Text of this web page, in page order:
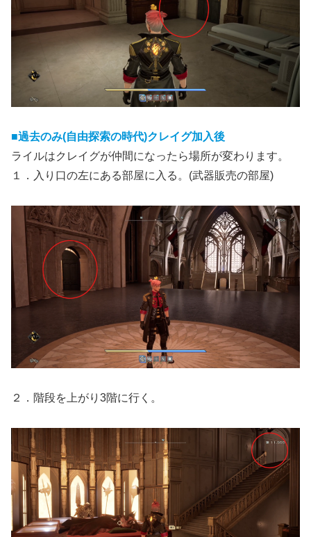
■過去のみ(自由探索の時代)クレイグ加入後
ライルはクレイグが仲間になったら場所が変わります。
１．入り口の左にある部屋に入る。(武器販売の部屋)
２．階段を上がり3階に行く。